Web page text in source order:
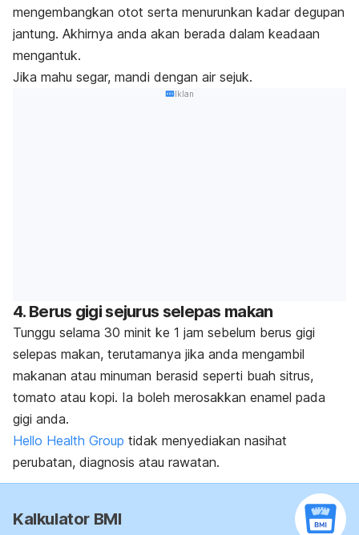
mengembangkan otot serta menurunkan kadar degupan
jantung. Akhirnya anda akan berada dalam keadaan
mengantuk.
Jika mahu segar, mandi dengan air sejuk.
Iklan
4. Berus gigi sejurus selepas makan
Tunggu selama 30 minit ke 1 jam sebelum berus gigi
selepas makan, terutamanya jika anda mengambil
makanan atau minuman berasid seperti buah sitrus,
tomato atau kopi. Ia boleh merosakkan enamel pada
gigi anda.
Hello Health Group tidak menyediakan nasihat
perubatan, diagnosis atau rawatan.
Kalkulator BMI